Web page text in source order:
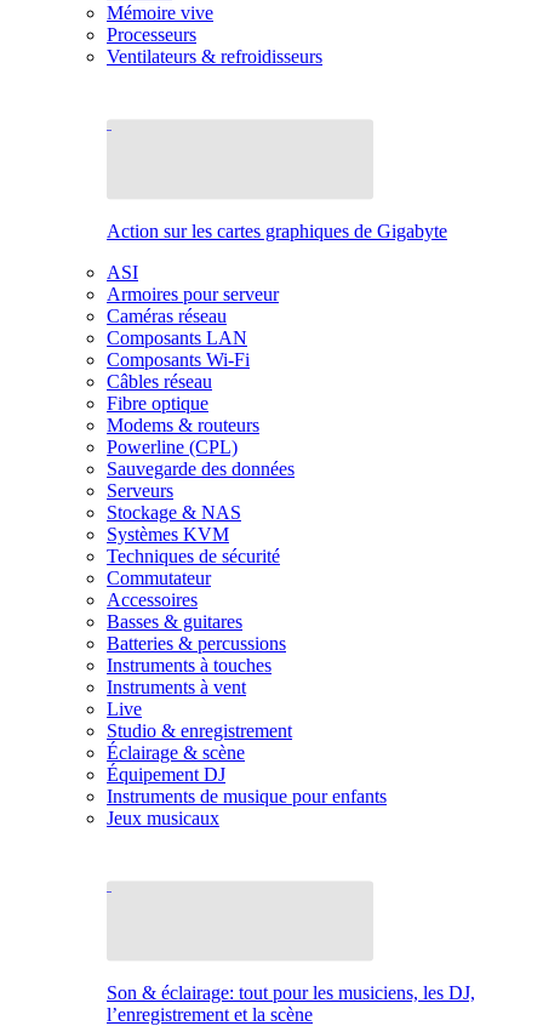
Mémoire vive
Processeurs
Ventilateurs & refroidisseurs
Action sur les cartes graphiques de Gigabyte
ASI
Armoires pour serveur
Caméras réseau
Composants LAN
Composants Wi-Fi
Câbles réseau
Fibre optique
Modems & routeurs
Powerline (CPL)
Sauvegarde des données
Serveurs
Stockage & NAS
Systèmes KVM
Techniques de sécurité
Commutateur
Accessoires
Basses & guitares
Batteries & percussions
Instruments à touches
Instruments à vent
Live
Studio & enregistrement
Éclairage & scène
Équipement DJ
Instruments de musique pour enfants
Jeux musicaux
Son & éclairage: tout pour les musiciens, les DJ,
l’enregistrement et la scène